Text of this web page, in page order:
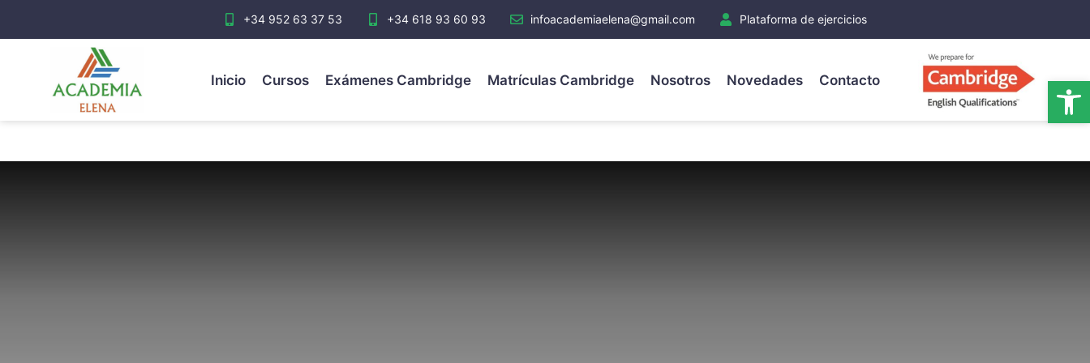
+34 952 63 37 53 +34 618 93 60 93 infoacademiaelena@gmail.com Plataforma de ejercicios
Inicio Cursos Exámenes Cambridge Matrículas Cambridge Nosotros Novedades Contacto